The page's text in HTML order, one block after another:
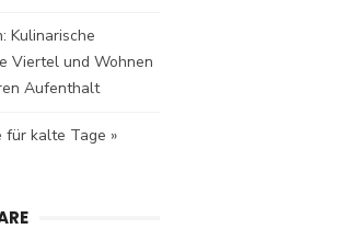
Kulinarische
Viertel und Wohnen
Aufenthalt
für kalte Tage »